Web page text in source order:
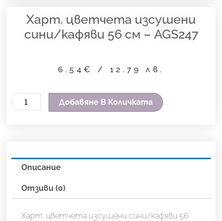
Харт. цветчета изсушени
сини/кафяви 56 см – AGS247
6.54€ / 12.79 лв.
количество
изсушени
сини/
кафяви
56
Добавяне В Количката
Описание
Отзиви (0)
Харт. цветчета изсушени сини/кафяви 56